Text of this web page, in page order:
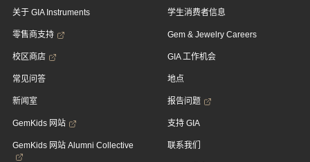
关于 GIA Instruments
零售商支持
校区商店
常见问答
新闻室
GemKids 网站
GemKids 网站 Alumni Collective
学生消费者信息
Gem & Jewelry Careers
GIA 工作机会
地点
报告问题
支持 GIA
联系我们